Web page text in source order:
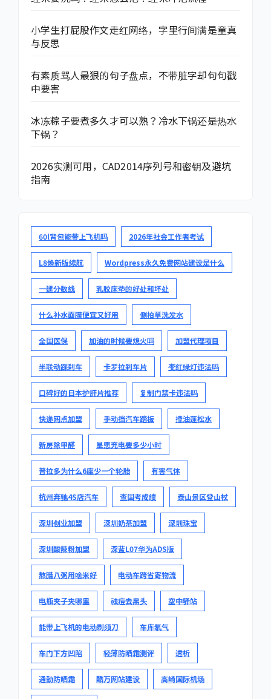
小学生打屁股作文走红网络，字里行间满是童真
与反思
有素质骂人最狠的句子盘点，不带脏字却句句戳
中要害
冰冻粽子要煮多久才可以熟？冷水下锅还是热水
下锅？
2026实测可用，CAD2014序列号和密钥及避坑
指南
60l背包能带上飞机吗 2026年社会工作者考试
L8焕新版续航 Wordpress永久免费网站建设是什么
一建分数线 乳胶床垫的好处和坏处
什么补水面膜便宜又好用 侧柏草洗发水
全国医保 加油的时候要熄火吗 加盟代理项目
半联动踩刹车 卡罗拉刹车片 变红绿灯违法吗
口碑好的日本护肝片推荐 复制门禁卡违法吗
快递网点加盟 手动挡汽车踏板 控油蓬松水
新房除甲醛 星愿充电要多少小时
普拉多为什么6座少一个轮胎 有害气体
杭州奔驰4S店汽车 查国考成绩 泰山景区登山杖
深圳创业加盟 深圳奶茶加盟 深圳珠宝
深圳酸辣粉加盟 深蓝L07华为ADS版
熬腊八粥用啥米好 电动车跨省寄物流
电瓶夹子夹哪里 祛痘去黑头 空中驿站
能带上飞机的电动剃须刀 车库氡气
车门下方凹陷 轻薄防晒霜测评 透析
通勤防晒霜 酷万网站建设 高崎国际机场